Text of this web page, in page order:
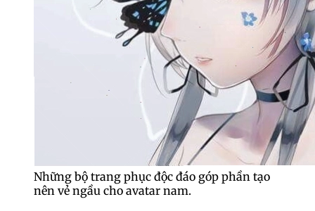
Những bộ trang phục độc đáo góp phần tạo
nên vẻ ngầu cho avatar nam.